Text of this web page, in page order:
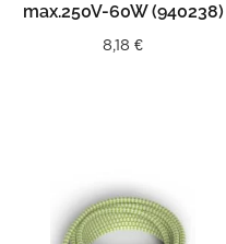
max.250V-60W (940238)
8,18 €